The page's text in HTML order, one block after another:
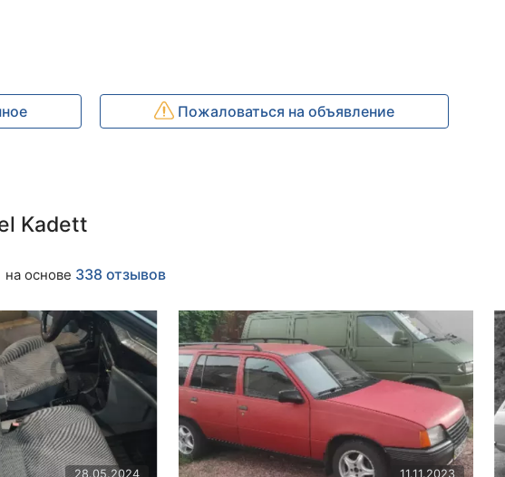
Пожаловаться на объявление
Kadett
на основе 338 отзывов
28.05.2024 11.11.2023